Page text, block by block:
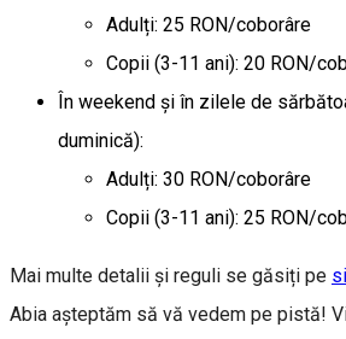
Adulți: 25 RON/coborâre
Copii (3-11 ani): 20 RON/
În weekend și în zilele de
duminică):
Adulți: 30 RON/coborâre
Copii (3-11 ani): 25 RON/
Mai multe detalii și reguli se găsiți pe
Abia așteptăm să vă vedem pe pistă!